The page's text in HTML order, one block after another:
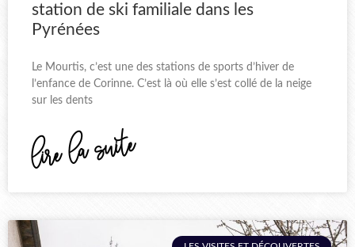
station de ski familiale dans les
Pyrénées
Le Mourtis, c’est une des stations de sports d’hiver de
l’enfance de Corinne. C’est là où elle s’est collé de la neige
sur les dents
lire la suite